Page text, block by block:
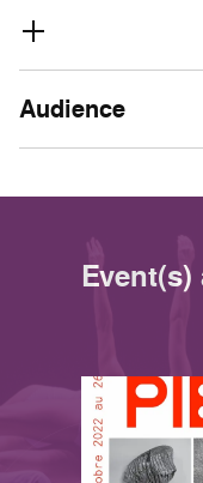
Audience